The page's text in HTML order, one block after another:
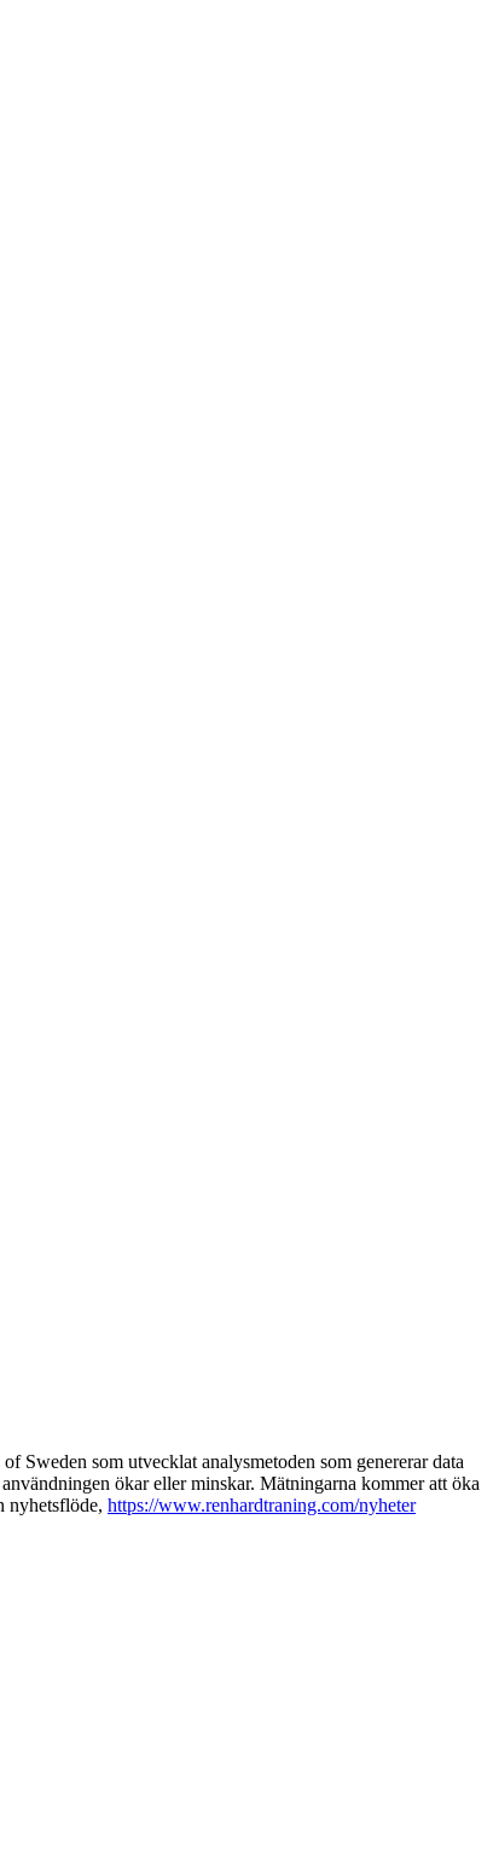
Sweden som utvecklat analysmetoden som genererar data
ökar eller minskar. Mätningarna kommer att öka
nyhetsflöde, https://www.renhardtraning.com/nyheter